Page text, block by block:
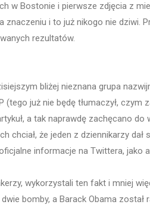
w Bostonie i pierwsze zdjęcia z
znaczeniu i to już nikogo nie dziwi.
rezultatów.
bliżej nieznana grupa
(tego już nie będę tłumaczył,
a tak naprawdę zachęcano
chciał, że jeden z dziennikarzy
informacje na Twittera, jako
wykorzystali ten fakt i mniej
dwie bomby, a Barack Obama